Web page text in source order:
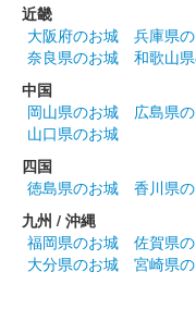
小倉城 御城印
一枚一枚、職人が手作
小倉城 御城印
大谷翔平選手の兜セレブ
かりの「二刀流」宮本
されている。
近畿
大阪府のお城
兵庫県
奈良県のお城
和歌山
中国
岡山県のお城
広島県
山口県のお城
四国
徳島県のお城
香川県
九州 / 沖縄
福岡県のお城
佐賀県
大分県のお城
宮崎県